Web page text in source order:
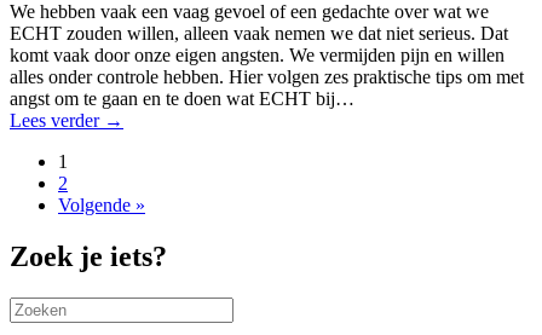
We hebben vaak een vaag gevoel of een gedachte over wat we
ECHT zouden willen, alleen vaak nemen we dat niet serieus. Dat
komt vaak door onze eigen angsten. We vermijden pijn en willen
alles onder controle hebben. Hier volgen zes praktische tips om met
angst om te gaan en te doen wat ECHT bij…
Lees verder →
1
2
Volgende »
Zoek je iets?